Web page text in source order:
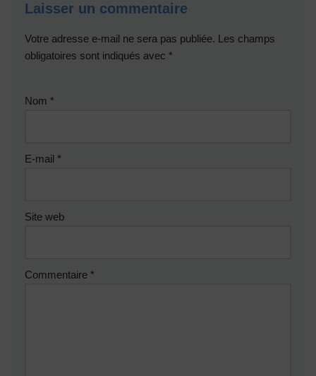
Laisser un commentaire
Votre adresse e-mail ne sera pas publiée. Les champs
obligatoires sont indiqués avec *
Nom *
E-mail *
Site web
Commentaire *